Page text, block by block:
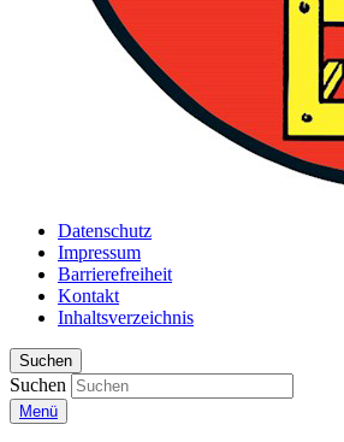
Datenschutz
Impressum
Barrierefreiheit
Kontakt
Inhaltsverzeichnis
Suchen
Suchen
Menü